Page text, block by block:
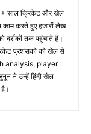
साल क्रिकेट और खेल
करते हुए हजारों लेख
दर्शकों तक पहुंचाते हैं।
प्रशंसकों को खेल से
analysis, player
ने उन्हें हिंदी खेल